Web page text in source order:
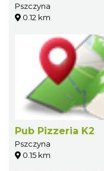
Pszczyna
0.12 km
Pub Pizzeria K2
Pszczyna
0.15 km